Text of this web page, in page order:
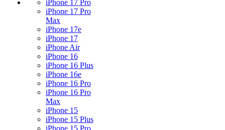
iPhone 17 Pro
iPhone 17 Pro
Max
iPhone 17e
iPhone 17
iPhone Air
iPhone 16
iPhone 16 Plus
iPhone 16e
iPhone 16 Pro
iPhone 16 Pro
Max
iPhone 15
iPhone 15 Plus
iPhone 15 Pro